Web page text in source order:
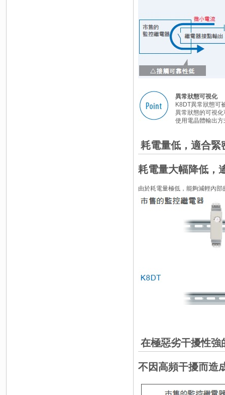
異常狀態可視化
K8DT異常狀態可
異常狀態的可視
使用電晶體輸出
耗電量低，適合緊
耗電量大幅降低，
由於耗電量極低，能夠減輕內
在極惡劣干擾性強
不因高頻干擾而造